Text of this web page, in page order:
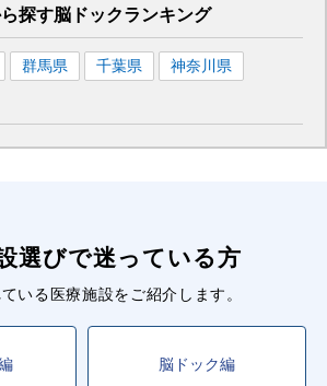
探す脳ドックランキング
群馬県 千葉県
神奈川県
選びで迷っている方
いる医療施設をご紹介します。
脳ドック編